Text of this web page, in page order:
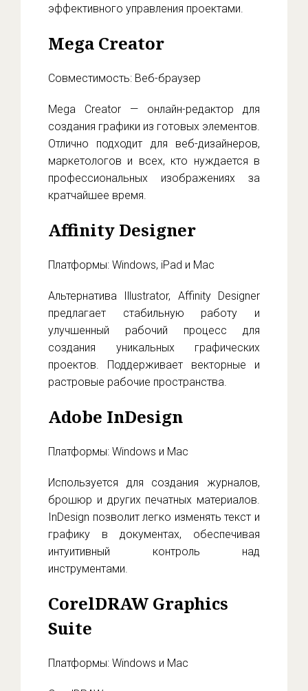
эффективного управления проектами.
Mega Creator
Совместимость: Веб-браузер
Mega Creator — онлайн-редактор для
создания графики из готовых элементов.
Отлично подходит для веб-дизайнеров,
маркетологов и всех, кто нуждается в
профессиональных изображениях за
кратчайшее время.
Affinity Designer
Платформы: Windows, iPad и Mac
Альтернатива Illustrator, Affinity Designer
предлагает стабильную работу и
улучшенный рабочий процесс для
создания уникальных графических
проектов. Поддерживает векторные и
растровые рабочие пространства.
Adobe InDesign
Платформы: Windows и Mac
Используется для создания журналов,
брошюр и других печатных материалов.
InDesign позволит легко изменять текст и
графику в документах, обеспечивая
интуитивный контроль над
инструментами.
CorelDRAW Graphics
Suite
Платформы: Windows и Mac